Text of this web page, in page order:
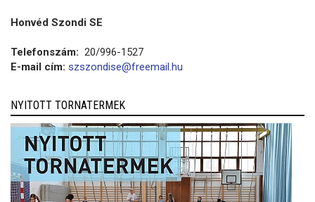
Honvéd Szondi SE
Telefonszám: 20/996-1527
E-mail cím: szszondise@freemail.hu
NYITOTT TORNATERMEK